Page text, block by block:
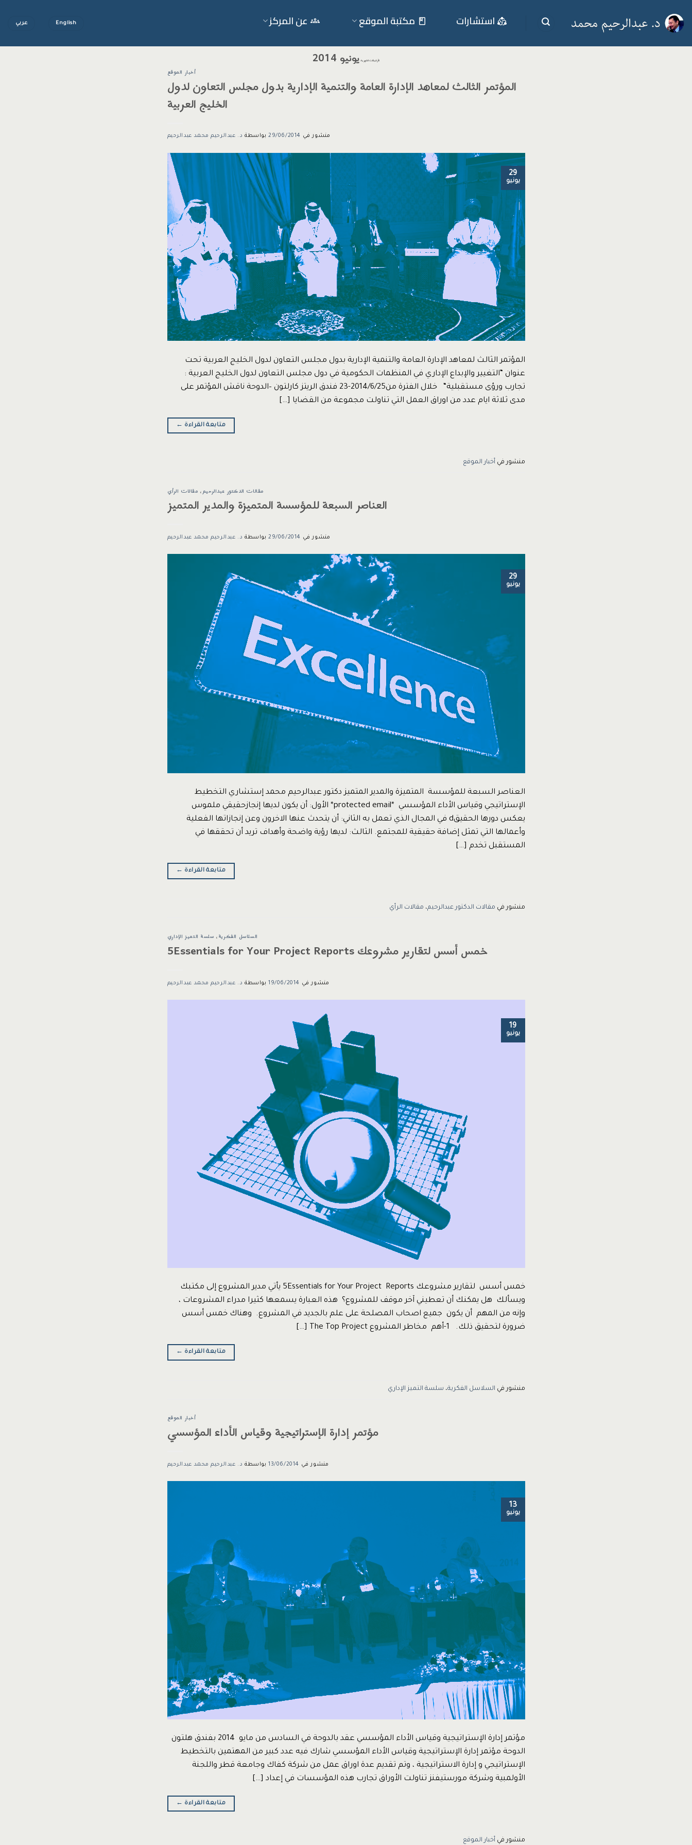
للمحتوى
استشارات مكتبة الموقع عن المركز English عربي
الأرشيفات الشهرية:يونيو 2014
أخبار الموقع
المؤتمر الثالث لمعاهد الإدارة العامة والتنمية الإدارية بدول مجلس التعاون لدول
الخليج العربية
منشور في 29/06/2014 بواسطة د. عبدالرحيم محمد عبدالرحيم
29
يونيو
المؤتمر الثالث لمعاهد الإدارة العامة والتنمية الإدارية بدول مجلس التعاون لدول الخليج العربية تحت
عنوان “التغيير والإبداع الإداري في المنظمات الحكومية في دول مجلس التعاون لدول الخليج العربية :
تجارب ورؤى مستقبلية“ خلال الفترة من2014/6/25-23 فندق الريتز كارلتون –الدوحة ناقش المؤتمر على
مدى ثلاثة ايام عدد من اوراق العمل التي تناولت مجموعة من القضايا […]
متابعة القراءة ←
منشور في أخبار الموقع
مقالات الدكتور عبدالرحيم، مقالات الرأي
العناصر السبعة للمؤسسة المتميزة والمدير المتميز
منشور في 29/06/2014 بواسطة د. عبدالرحيم محمد عبدالرحيم
29
يونيو
العناصر السبعة للمؤسسة المتميزة والمدير المتميز دكتور عبدالرحيم محمد إستشاري التخطيط
الإستراتيجي وقياس الأداء المؤسسي *protected email* الأول: أن يكون لديها إنجازحقيقي ملموس
يعكس دورها الحقيقd في المجال الذي تعمل به الثاني: أن يتحدث عنها الاخرون وعن إنجازاتها الفعلية
وأعمالها التي تمثل إضافة حقيقية للمجتمع. الثالث: لديها رؤية واضحة وأهداف تريد أن تحققها في
المستقبل تخدم […]
متابعة القراءة ←
منشور في مقالات الدكتور عبدالرحيم، مقالات الرأي
السلاسل الفكرية، سلسة التميز الإداري
خمس أسس لتقارير مشروعك 5Essentials for Your Project Reports
منشور في 19/06/2014 بواسطة د. عبدالرحيم محمد عبدالرحيم
19
يونيو
خمس أسس لتقارير مشروعك 5Essentials for Your Project Reports يأتي مدير المشروع إلى مكتبك
ويسألك هل يمكنك أن تعطيني آخر موقف للمشروع؟ هذه العبارة يسمعها كثيرا مدراء المشروعات ،
وإنه من المهم أن يكون جميع اصحاب المصلحة على علم بالجديد في المشروع. وهناك خمس أسس
ضرورة لتحقيق ذلك. 1-أهم مخاطر المشروع The Top Project […]
متابعة القراءة ←
منشور في السلاسل الفكرية، سلسة التميز الإداري
أخبار الموقع
مؤتمر إدارة الإستراتيجية وقياس الأداء المؤسسي
منشور في 13/06/2014 بواسطة د. عبدالرحيم محمد عبدالرحيم
13
يونيو
مؤتمر إدارة الإستراتيجية وقياس الأداء المؤسسي عقد بالدوحة في السادس من مايو 2014 بفندق هلتون
الدوحة مؤتمر إدارة الإستراتيجية وقياس الأداء المؤسسي شارك فيه عدد كبير من المهتمين بالتخطيط
الإستراتيجي و إدارة الاستراتيجية ، وتم تقديم عدة اوراق عمل من شركة كفاك وجامعة قطر واللجنة
الأولمبية وشركة مورستيفنز تناولت الأوراق تجارب هذه المؤسسات في إعداد […]
متابعة القراءة ←
منشور في أخبار الموقع